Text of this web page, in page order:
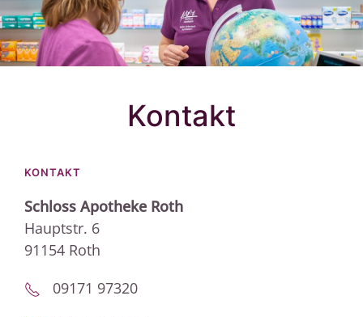
Kontakt
KONTAKT
Schloss Apotheke Roth
Hauptstr. 6
91154 Roth
09171 97320